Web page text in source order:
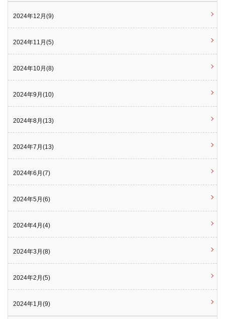
2024年12月(9)
2024年11月(5)
2024年10月(8)
2024年9月(10)
2024年8月(13)
2024年7月(13)
2024年6月(7)
2024年5月(6)
2024年4月(4)
2024年3月(8)
2024年2月(5)
2024年1月(9)